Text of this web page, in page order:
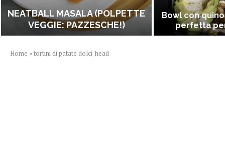
NEATBALL MASALA (POLPETTE
VEGGIE: PAZZESCHE!)
Bowl con
perfetta
Home »tortini di patate dolci_head